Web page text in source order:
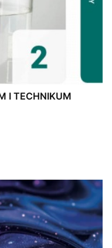
I TECHNIKUM